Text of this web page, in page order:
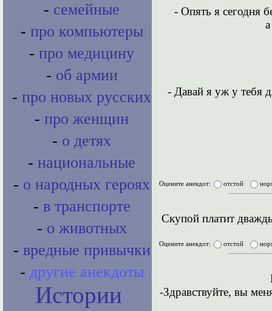
- семейные
- про компьютеры
- про медицину
- об армии
- про новых русских
- про женщин
- о детях
- национальные
- о народных героях
- в транспорте
- о животных
- вредные привычки
- другие анекдоты
Истории
- Опять я сегодня
- Давай я уж у тебя
Оцените анекдот: отстой
Скупой платит
Оцените анекдот: отстой
-Здравствуйте, вы